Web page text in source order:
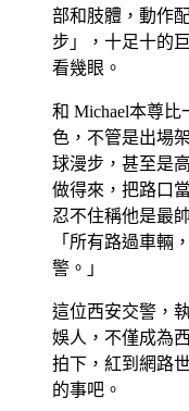
部和肢體，動作
步」，十足十的
看幾眼。
和 Michael本尊
色，不管是出場
球漫步，甚至是
做得來，把路口
忍不住稱他是最
「所有路過車輛
警。」
這位西安交警，
娛人，不僅成為
拍下，紅到網路
的事吧。